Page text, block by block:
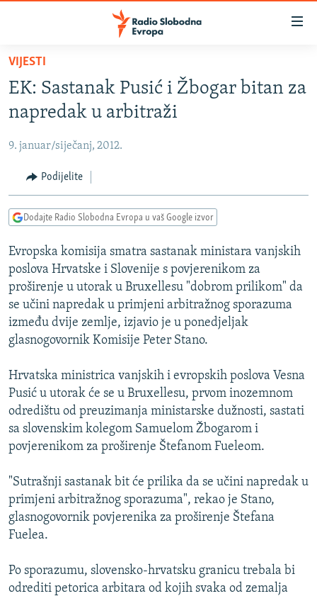
Pređite
glavni
sadržaj
Pređite
na
navigaciju
Pređite
na
BOSNA I HERCEGOVINA
SRBIJA
KOSOVO
CRNA GORA
VIDEO
FOTOGALERIJE
INFOGRAFIKE
PODCASTI
RAT U UKRAJINI
KINA NA BALKANU
RSE PRIČE IZ SVIJETA
ISPRIČAJ MI
SPECIJALI RSE
VIŠE OD NASLOVA
GENOCID U SREBRENICI
TV LIBERTY
POST SCRIPTUM
MOJA EVROPA
SVE KARTE DEJTONA
PRATITE NAS
Sve RFE/RL stranice
VIJESTI
EK: Sastanak Pusić i Žbogar bitan za
napredak u arbitraži
9. januar/siječanj, 2012.
Podijelite
Dodajte Radio Slobodna Evropa u vaš Google izvor
Evropska komisija smatra sastanak ministara vanjskih
poslova Hrvatske i Slovenije s povjerenikom za
proširenje u utorak u Bruxellesu "dobrom prilikom" da
se učini napredak u primjeni arbitražnog sporazuma
između dvije zemlje, izjavio je u ponedjeljak
glasnogovornik Komisije Peter Stano.
Hrvatska ministrica vanjskih i evropskih poslova Vesna
Pusić u utorak će se u Bruxellesu, prvom inozemnom
odredištu od preuzimanja ministarske dužnosti, sastati
sa slovenskim kolegom Samuelom Žbogarom i
povjerenikom za proširenje Štefanom Fueleom.
"Sutrašnji sastanak bit će prilika da se učini napredak u
primjeni arbitražnog sporazuma", rekao je Stano,
glasnogovornik povjerenika za proširenje Štefana
Fuelea.
Po sporazumu, slovensko-hrvatsku granicu trebala bi
odrediti petorica arbitara od kojih svaka od zemalja